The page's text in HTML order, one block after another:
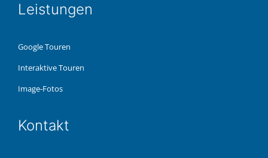
Leis­tun­gen
Google Touren
Inter­ak­ti­ve Touren
Image-Fotos
Kon­takt